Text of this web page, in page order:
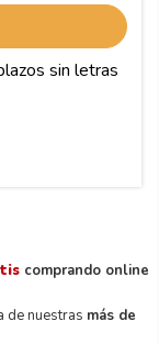
comprando online
de nuestras más de